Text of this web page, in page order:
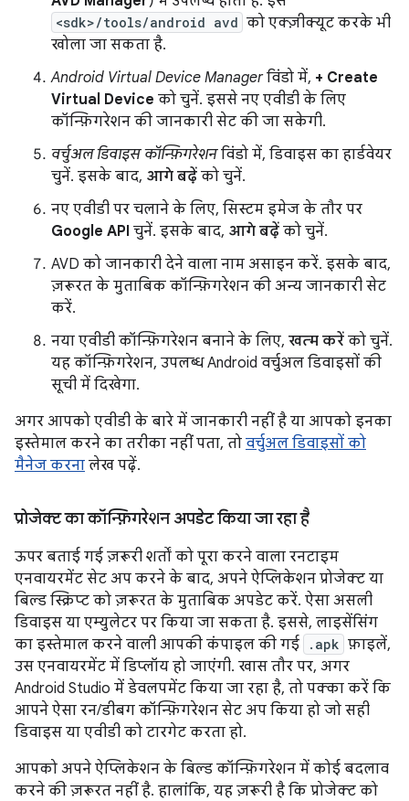
<sdk>/tools/android avd को एक्ज़ीक्यूट करके भी
खोला जा सकता है.
Android Virtual Device Managerविंडो में, + Create
Virtual Device को चुनें. इससे नए एवीडी के लिए
कॉन्फ़िगरेशन की जानकारी सेट की जा सकेगी.
वर्चुअल डिवाइस कॉन्फ़िगरेशनविंडो में, डिवाइस का हार्डवेयर
चुनें. इसके बाद, आगे बढ़ें को चुनें.
नए एवीडी पर चलाने के लिए, सिस्टम इमेज के तौर पर
Google API चुनें. इसके बाद, आगे बढ़ें को चुनें.
AVD को जानकारी देने वाला नाम असाइन करें. इसके बाद,
ज़रूरत के मुताबिक कॉन्फ़िगरेशन की अन्य जानकारी सेट
करें.
नया एवीडी कॉन्फ़िगरेशन बनाने के लिए, खत्म करें को चुनें.
यह कॉन्फ़िगरेशन, उपलब्ध Android वर्चुअल डिवाइसों की
सूची में दिखेगा.
अगर आपको एवीडी के बारे में जानकारी नहीं है या आपको इनका
इस्तेमाल करने का तरीका नहीं पता, तो वर्चुअल डिवाइसों को
मैनेज करना लेख पढ़ें.
प्रोजेक्ट का कॉन्फ़िगरेशन अपडेट किया जा रहा है
ऊपर बताई गई ज़रूरी शर्तों को पूरा करने वाला रनटाइम
एनवायरमेंट सेट अप करने के बाद, अपने ऐप्लिकेशन प्रोजेक्ट या
बिल्ड स्क्रिप्ट को ज़रूरत के मुताबिक अपडेट करें. ऐसा असली
डिवाइस या एम्युलेटर पर किया जा सकता है. इससे, लाइसेंसिंग
का इस्तेमाल करने वाली आपकी कंपाइल की गई
.apk फ़ाइलें,
उस एनवायरमेंट में डिप्लॉय हो जाएंगी. खास तौर पर, अगर
Android Studio में डेवलपमेंट किया जा रहा है, तो पक्का करें कि
आपने ऐसा रन/डीबग कॉन्फ़िगरेशन सेट अप किया हो जो सही
डिवाइस या एवीडी को टारगेट करता हो.
आपको अपने ऐप्लिकेशन के बिल्ड कॉन्फ़िगरेशन में कोई बदलाव
करने की ज़रूरत नहीं है. हालांकि, यह ज़रूरी है कि प्रोजेक्ट को